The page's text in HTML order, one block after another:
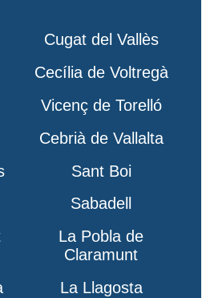
Cugat del Vallès
Cecília de Voltregà
Vicenç de Torelló
Cebrià de Vallalta
Sant Boi
Sabadell
La Pobla de
Claramunt
La Llagosta